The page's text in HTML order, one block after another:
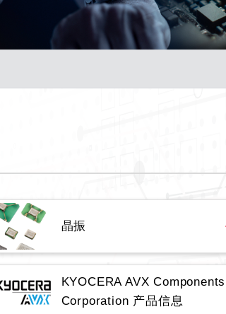
晶振
KYOCERA AVX Components
Corporation 产品信息